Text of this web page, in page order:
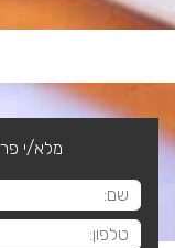
מלא/י